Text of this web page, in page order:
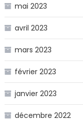
mai 2023
avril 2023
mars 2023
février 2023
janvier 2023
décembre 2022